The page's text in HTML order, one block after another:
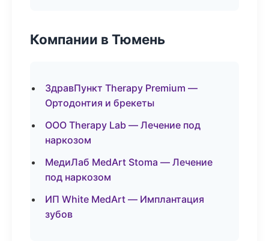
Компании в Тюмень
ЗдравПункт Therapy Premium —
Ортодонтия и брекеты
ООО Therapy Lab — Лечение под
наркозом
МедиЛаб MedArt Stoma — Лечение
под наркозом
ИП White MedArt — Имплантация
зубов